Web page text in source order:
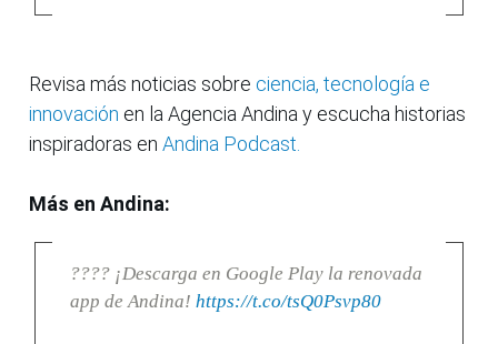
Revisa más noticias sobre ciencia, tecnología e
innovación en la Agencia Andina y escucha historias
inspiradoras en Andina Podcast.
Más en Andina:
???? ¡Descarga en Google Play la renovada
app de Andina! https://t.co/tsQ0Psvp80